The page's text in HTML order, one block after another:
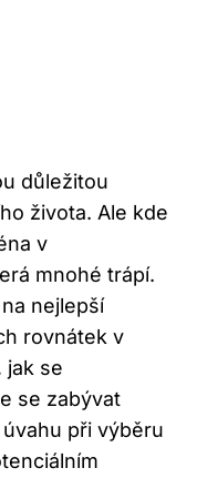
důležitou
života. Ale kde
v
mnohé trápí.
nejlepší
rovnátek v
jak se
se zabývat
při výběru